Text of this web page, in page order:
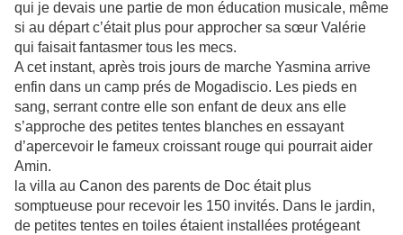
qui je devais une partie de mon éducation musicale, même
si au départ c’était plus pour approcher sa sœur Valérie
qui faisait fantasmer tous les mecs.
A cet instant, après trois jours de marche Yasmina arrive
enfin dans un camp prés de Mogadiscio. Les pieds en
sang, serrant contre elle son enfant de deux ans elle
s’approche des petites tentes blanches en essayant
d’apercevoir le fameux croissant rouge qui pourrait aider
Amin.
la villa au Canon des parents de Doc était plus
somptueuse pour recevoir les 150 invités. Dans le jardin,
de petites tentes en toiles étaient installées protégeant